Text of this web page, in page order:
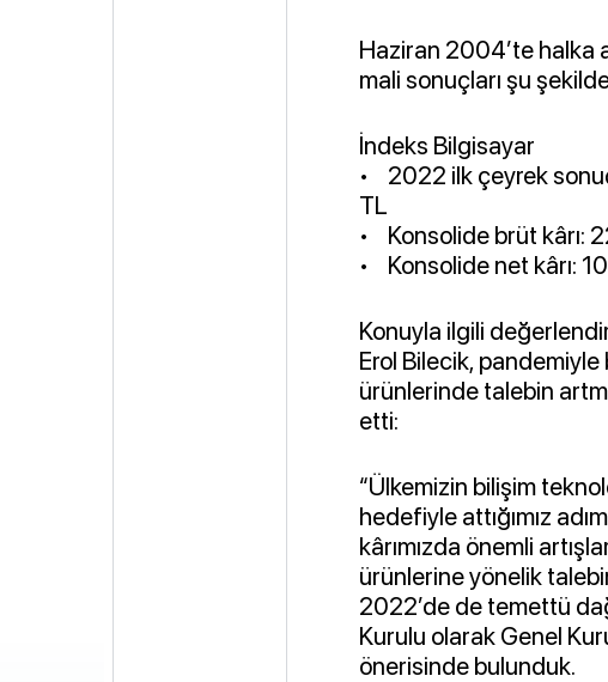
Haziran 2004’te halka
mali sonuçları şu
İndeks Bilgisayar
• 2022 ilk çeyrek
TL
• Konsolide brüt kârı:
• Konsolide net kârı:
Konuyla ilgili
Erol Bilecik,
ürünlerinde talebin
etti:
“Ülkemizin bilişim
hedefiyle attığımız
kârımızda önemli
ürünlerine yönelik
2022’de de temettü
Kurulu olarak Genel
önerisinde bulunduk.